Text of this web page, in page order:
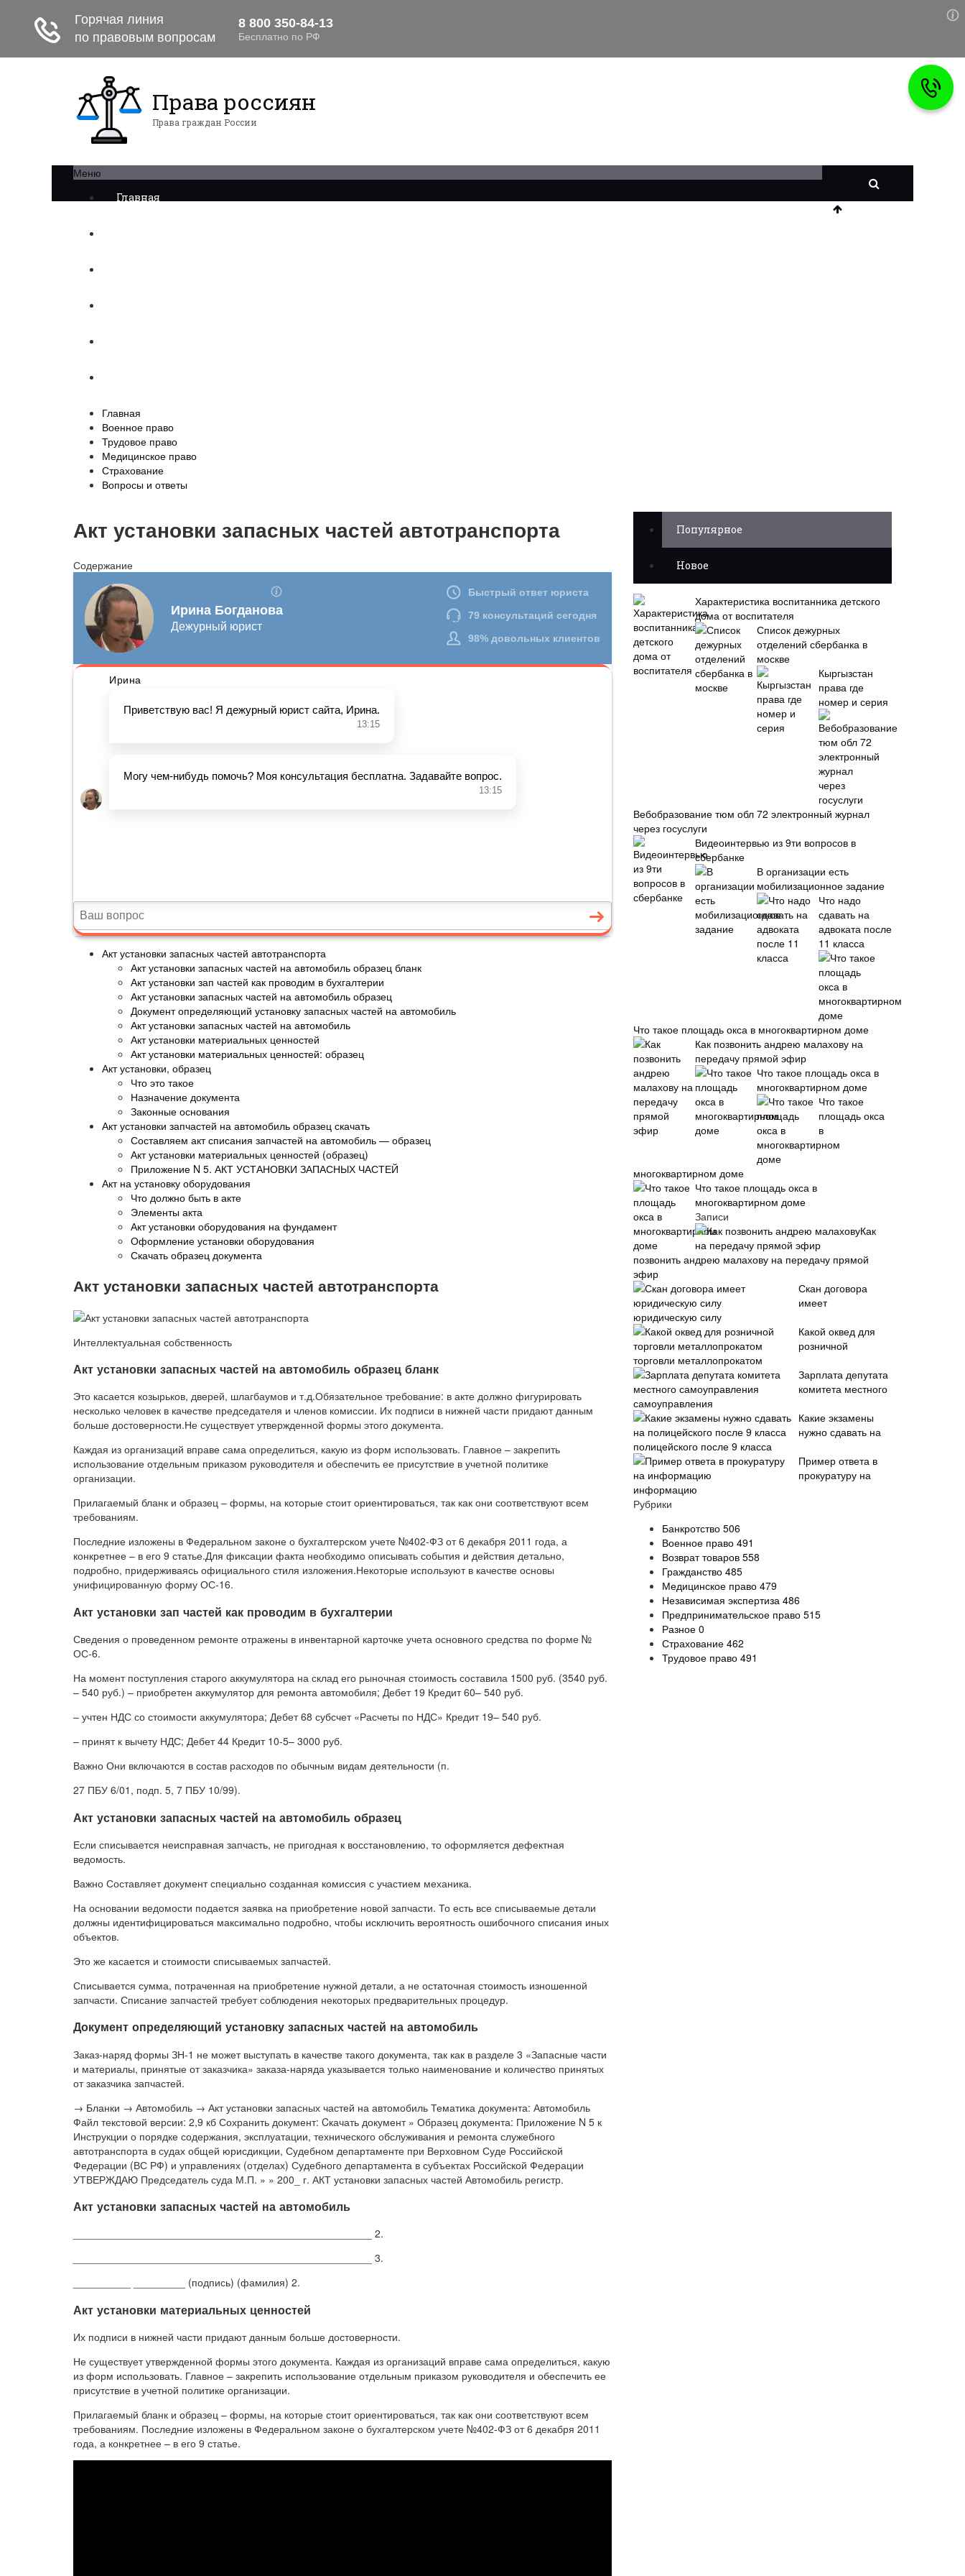
Права россиян
Права граждан России
Меню
Главная
Главная
Военное право
Трудовое право
Медицинское право
Страхование
Вопросы и ответы
Акт установки запасных частей автотранспорта
Содержание
Акт установки запасных частей автотранспорта
Акт установки запасных частей на автомобиль образец бланк
Акт установки зап частей как проводим в бухгалтерии
Акт установки запасных частей на автомобиль образец
Документ определяющий установку запасных частей на автомобиль
Акт установки запасных частей на автомобиль
Акт установки материальных ценностей
Акт установки материальных ценностей: образец
Акт установки, образец
Что это такое
Назначение документа
Законные основания
Акт установки запчастей на автомобиль образец скачать
Составляем акт списания запчастей на автомобиль — образец
Акт установки материальных ценностей (образец)
Приложение N 5. АКТ УСТАНОВКИ ЗАПАСНЫХ ЧАСТЕЙ
Акт на установку оборудования
Что должно быть в акте
Элементы акта
Акт установки оборудования на фундамент
Оформление установки оборудования
Скачать образец документа
Акт установки запасных частей автотранспорта
Интеллектуальная собственность
Акт установки запасных частей на автомобиль образец бланк
Это касается козырьков, дверей, шлагбаумов и т.д.Обязательное требование: в акте должно фигурировать
несколько человек в качестве председателя и членов комиссии. Их подписи в нижней части придают данным
больше достоверности.Не существует утвержденной формы этого документа.
Каждая из организаций вправе сама определиться, какую из форм использовать. Главное – закрепить
использование отдельным приказом руководителя и обеспечить ее присутствие в учетной политике
организации.
Прилагаемый бланк и образец – формы, на которые стоит ориентироваться, так как они соответствуют всем
требованиям.
Последние изложены в Федеральном законе о бухгалтерском учете №402-ФЗ от 6 декабря 2011 года, а
конкретнее – в его 9 статье.Для фиксации факта необходимо описывать события и действия детально,
подробно, придерживаясь официального стиля изложения.Некоторые используют в качестве основы
унифицированную форму ОС-16.
Акт установки зап частей как проводим в бухгалтерии
Сведения о проведенном ремонте отражены в инвентарной карточке учета основного средства по форме №
ОС-6.
На момент поступления старого аккумулятора на склад его рыночная стоимость составила 1500 руб. (3540 руб.
– 540 руб.) – приобретен аккумулятор для ремонта автомобиля; Дебет 19 Кредит 60– 540 руб.
– учтен НДС со стоимости аккумулятора; Дебет 68 субсчет «Расчеты по НДС» Кредит 19– 540 руб.
– принят к вычету НДС; Дебет 44 Кредит 10-5– 3000 руб.
Важно Они включаются в состав расходов по обычным видам деятельности (п.
27 ПБУ 6/01, подп. 5, 7 ПБУ 10/99).
Акт установки запасных частей на автомобиль образец
Если списывается неисправная запчасть, не пригодная к восстановлению, то оформляется дефектная
ведомость.
Важно Составляет документ специально созданная комиссия с участием механика.
На основании ведомости подается заявка на приобретение новой запчасти. То есть все списываемые детали
должны идентифицироваться максимально подробно, чтобы исключить вероятность ошибочного списания иных
объектов.
Это же касается и стоимости списываемых запчастей.
Списывается сумма, потраченная на приобретение нужной детали, а не остаточная стоимость изношенной
запчасти. Списание запчастей требует соблюдения некоторых предварительных процедур.
Документ определяющий установку запасных частей на автомобиль
Заказ-наряд формы ЗН-1 не может выступать в качестве такого документа, так как в разделе 3 «Запасные части
и материалы, принятые от заказчика» заказа-наряда указывается только наименование и количество принятых
от заказчика запчастей.
→ Бланки → Автомобиль → Акт установки запасных частей на автомобиль Тематика документа: Автомобиль
Файл текстовой версии: 2,9 кб Сохранить документ: Cкачать документ » Образец документа: Приложение N 5 к
Инструкции о порядке содержания, эксплуатации, технического обслуживания и ремонта служебного
автотранспорта в судах общей юрисдикции, Судебном департаменте при Верховном Суде Российской
Федерации (ВС РФ) и управлениях (отделах) Судебного департамента в субъектах Российской Федерации
УТВЕРЖДАЮ Председатель суда М.П. » » 200_ г. АКТ установки запасных частей Автомобиль регистр.
Акт установки запасных частей на автомобиль
____________________________________________________ 2.
____________________________________________________ 3.
__________ _________ (подпись) (фамилия) 2.
Акт установки материальных ценностей
Их подписи в нижней части придают данным больше достоверности.
Не существует утвержденной формы этого документа. Каждая из организаций вправе сама определиться, какую
из форм использовать. Главное – закрепить использование отдельным приказом руководителя и обеспечить ее
присутствие в учетной политике организации.
Прилагаемый бланк и образец – формы, на которые стоит ориентироваться, так как они соответствуют всем
требованиям. Последние изложены в Федеральном законе о бухгалтерском учете №402-ФЗ от 6 декабря 2011
года, а конкретнее – в его 9 статье.
Популярное
Новое
Характеристика воспитанника детского
дома от воспитателя
Список дежурных
отделений сбербанка в
москве
Кыргызстан
права где
номер и серия
Вебобразование тюм обл 72 электронный журнал
через госуслуги
Видеоинтервью из 9ти вопросов в
сбербанке
В организации есть
мобилизационное задание
Что надо
сдавать на
адвоката после
11 класса
Что такое площадь окса в многоквартирном доме
Как позвонить андрею малахову на
передачу прямой эфир
Что такое площадь окса в
многоквартирном доме
Что такое
площадь окса
в
многоквартирном доме
Что такое площадь окса в
многоквартирном доме
Записи
Как
позвонить андрею малахову на передачу прямой
эфир
Скан договора
имеет
юридическую силу
Какой оквед для
розничной
торговли металлопрокатом
Зарплата депутата
комитета местного
самоуправления
Какие экзамены
нужно сдавать на
полицейского после 9 класса
Пример ответа в
прокуратуру на
информацию
Рубрики
Банкротство 506
Военное право 491
Возврат товаров 558
Гражданство 485
Медицинское право 479
Независимая экспертиза 486
Предпринимательское право 515
Разное 0
Страхование 462
Трудовое право 491